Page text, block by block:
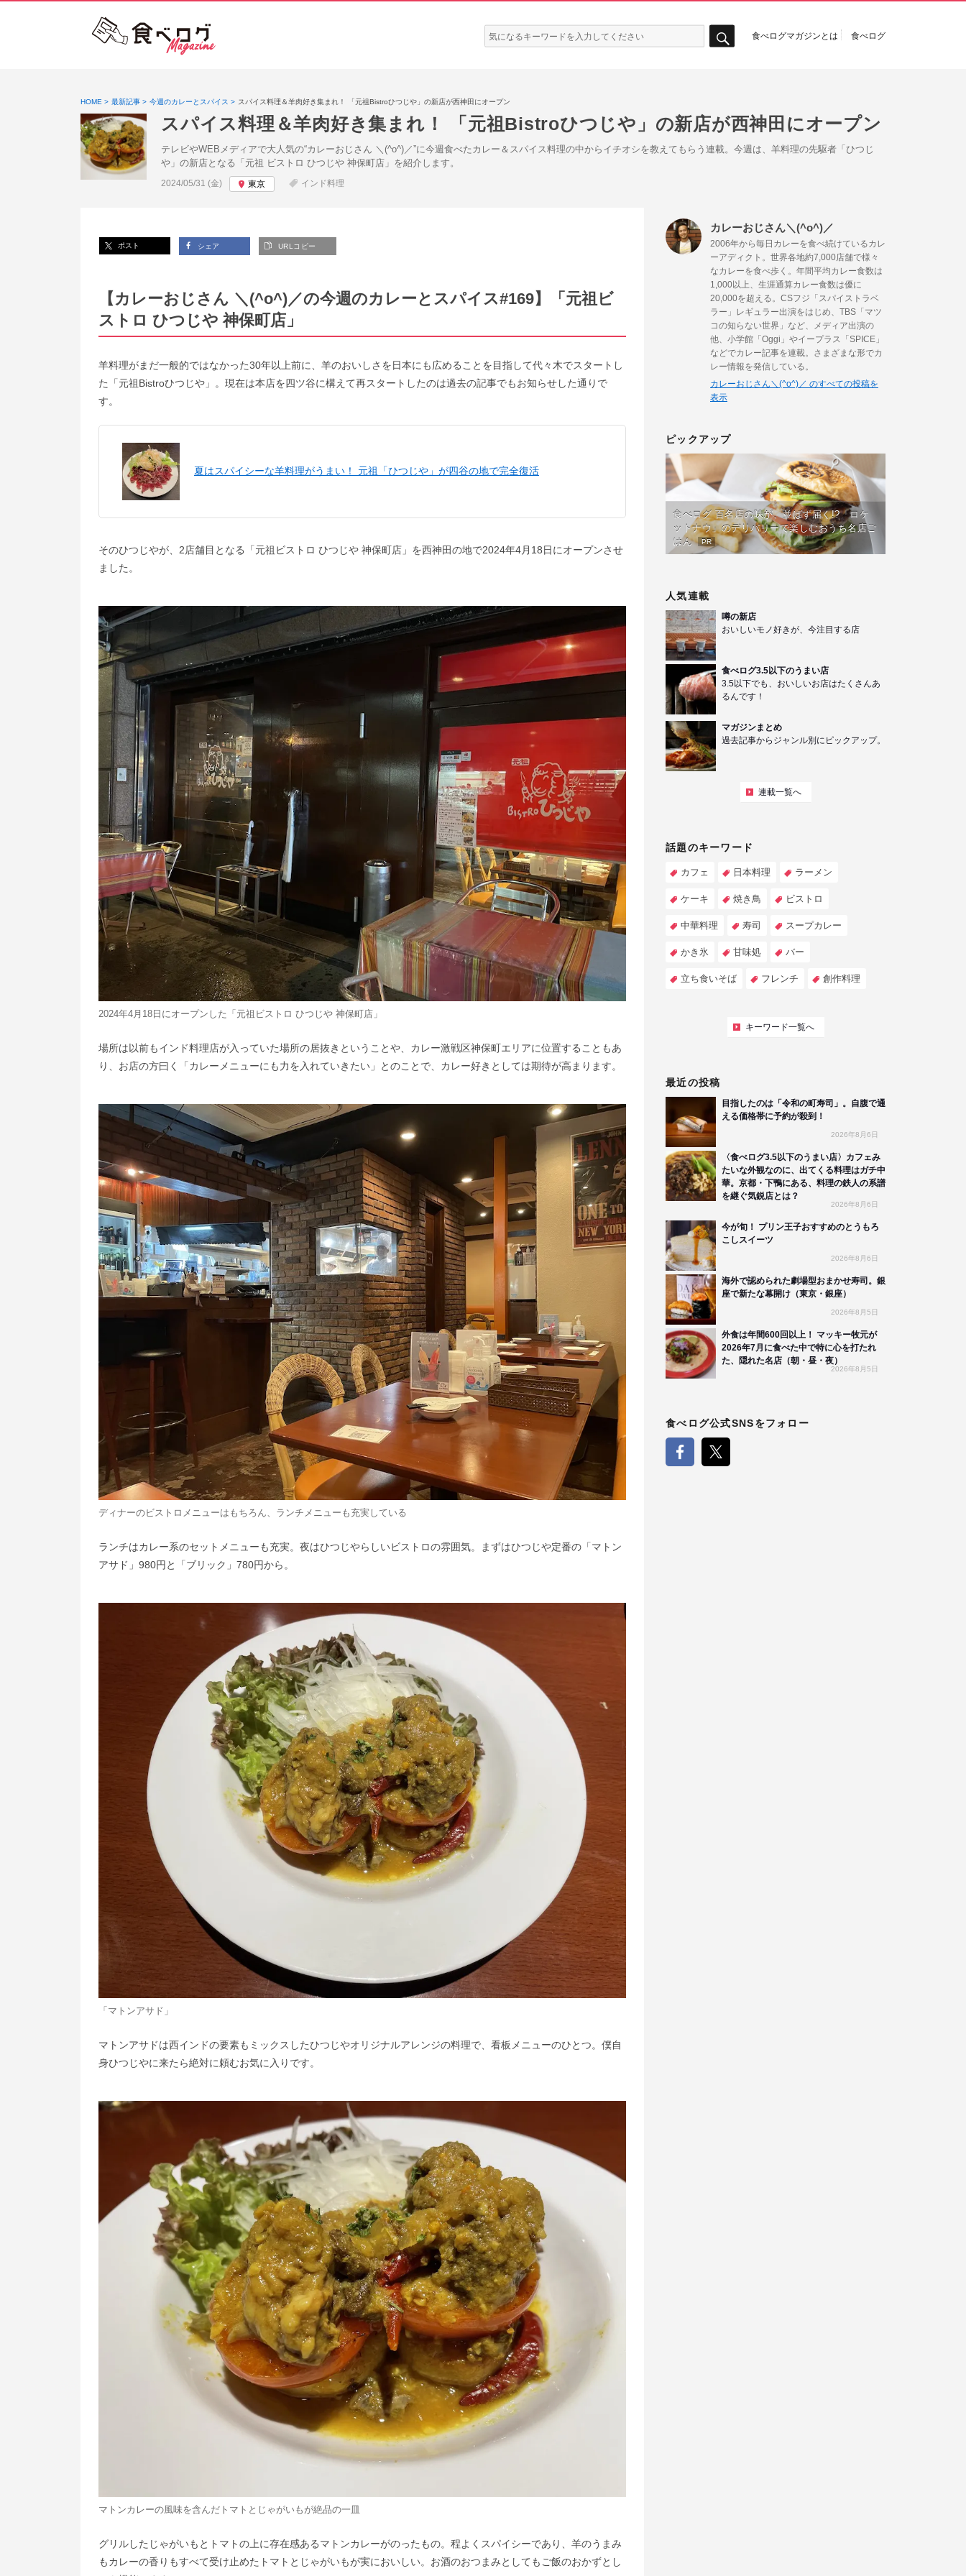
検
索:
食べログマガジンとは 食べログ
HOME 最新記事 今週のカレーとスパイス スパイス料理＆羊肉好き集まれ！ 「元祖Bistroひつじや」の新店が西神田にオープン
スパイス料理＆羊肉好き集まれ！ 「元祖Bistroひつじや」の新店が西神田にオープン
テレビやWEBメディアで大人気の“カレーおじさん ＼(^o^)／”に今週食べたカレー＆スパイス料理の中からイチオシを教えてもらう連載。今週は、羊料理の先駆者「ひつじ
や」の新店となる「元祖 ビストロ ひつじや 神保町店」を紹介します。
投稿日:
2024/05/31 (金) 東京 インド料理
ポスト シェア URLコピー
【カレーおじさん ＼(^o^)／の今週のカレーとスパイス#169】「元祖ビ
ストロ ひつじや 神保町店」
羊料理がまだ一般的ではなかった30年以上前に、羊のおいしさを日本にも広めることを目指して代々木でスタートし
た「元祖Bistroひつじや」。現在は本店を四ツ谷に構えて再スタートしたのは過去の記事でもお知らせした通りで
す。
夏はスパイシーな羊料理がうまい！ 元祖「ひつじや」が四谷の地で完全復活
そのひつじやが、2店舗目となる「元祖ビストロ ひつじや 神保町店」を西神田の地で2024年4月18日にオープンさせ
ました。
2024年4月18日にオープンした「元祖ビストロ ひつじや 神保町店」
場所は以前もインド料理店が入っていた場所の居抜きということや、カレー激戦区神保町エリアに位置することもあ
り、お店の方曰く「カレーメニューにも力を入れていきたい」とのことで、カレー好きとしては期待が高まります。
ディナーのビストロメニューはもちろん、ランチメニューも充実している
ランチはカレー系のセットメニューも充実。夜はひつじやらしいビストロの雰囲気。まずはひつじや定番の「マトン
アサド」980円と「ブリック」780円から。
「マトンアサド」
マトンアサドは西インドの要素もミックスしたひつじやオリジナルアレンジの料理で、看板メニューのひとつ。僕自
身ひつじやに来たら絶対に頼むお気に入りです。
マトンカレーの風味を含んだトマトとじゃがいもが絶品の一皿
グリルしたじゃがいもとトマトの上に存在感あるマトンカレーがのったもの。程よくスパイシーであり、羊のうまみ
もカレーの香りもすべて受け止めたトマトとじゃがいもが実においしい。お酒のおつまみとしてもご飯のおかずとし
カレーおじさん＼(^o^)／
2006年から毎日カレーを食べ続けているカレ
ーアディクト。世界各地約7,000店舗で様々
なカレーを食べ歩く。年間平均カレー食数は
1,000以上、生涯通算カレー食数は優に
20,000を超える。CSフジ「スパイストラベ
ラー」レギュラー出演をはじめ、TBS「マツ
コの知らない世界」など、メディア出演の
他、小学館「Oggi」やイープラス「SPICE」
などでカレー記事を連載。さまざまな形でカ
レー情報を発信している。
カレーおじさん＼(^o^)／ のすべての投稿を
表示
ピックアップ
食べログ 百名店の味が、並ばず届く!?「ロケ
ットナウ」のデリバリーで楽しむおうち名店ご
はん
PR
人気連載
噂の新店
おいしいモノ好きが、今注目する店
食べログ3.5以下のうまい店
3.5以下でも、おいしいお店はたくさんあ
るんです！
マガジンまとめ
過去記事からジャンル別にピックアップ。
連載一覧へ
話題のキーワード
カフェ 日本料理 ラーメン
ケーキ 焼き鳥 ビストロ
中華料理 寿司 スープカレー
かき氷 甘味処 バー
立ち食いそば フレンチ 創作料理
キーワード一覧へ
最近の投稿
目指したのは「令和の町寿司」。自腹で通
える価格帯に予約が殺到！
2026年8月6日
〈食べログ3.5以下のうまい店〉カフェみ
たいな外観なのに、出てくる料理はガチ中
華。京都・下鴨にある、料理の鉄人の系譜
を継ぐ気鋭店とは？
2026年8月6日
今が旬！ プリン王子おすすめのとうもろ
こしスイーツ
2026年8月6日
海外で認められた劇場型おまかせ寿司。銀
座で新たな幕開け（東京・銀座）
2026年8月5日
外食は年間600回以上！ マッキー牧元が
2026年7月に食べた中で特に心を打たれ
た、隠れた名店（朝・昼・夜）
2026年8月5日
食べログ公式SNSをフォロー